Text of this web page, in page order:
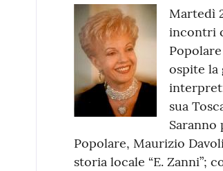
Contenuto
Martedì
incontri
ospite la
sua
Saranno
Popolare, Maurizio
storia locale “E. Zanni”;